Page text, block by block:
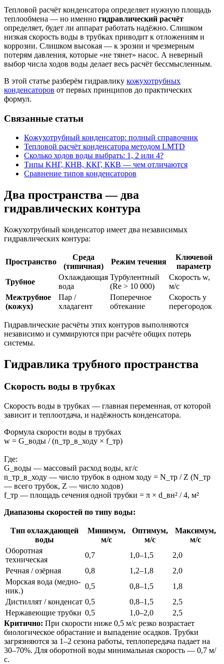
Тепловой расчёт конденсатора определяет нужную площадь
теплообмена — но именно гидравлический расчёт
определяет, будет ли аппарат работать надёжно. Слишком
низкая скорость воды в трубках приводит к отложениям и
коррозии. Слишком высокая — к эрозии и чрезмерным
потерям давления, которые «не тянет» насос. А неверный
выбор числа ходов воды делает весь расчёт бессмысленным.
В этой статье разберём гидравлику кожухотрубных
конденсаторов от первых принципов до практических
формул.
Связанные статьи
Кожухотрубный конденсатор: полный справочник
Тепловой расчёт конденсатора методом LMTD
Сколько ходов воды выбрать: 1, 2 или 4?
Типы KНГ, КНВ, ККГ, ККВ — чем отличаются
Сравнение типов конденсаторов
Два пространства — два
гидравлических контура
Кожухотрубный конденсатор имеет два независимых
гидравлических контура:
Пространство
Среда
(типичная)
Режим течения
Ключевой
параметр
Трубное
Охлаждающая
вода
Турбулентный
(Re > 10 000)
Скорость w,
м/с
Межтрубное
(кожух)
Пар /
хладагент
Поперечное
обтекание
Скорость у
перегородок
Гидравлические расчёты этих контуров выполняются
независимо и суммируются при расчёте общих потерь
системы.
Гидравлика трубного пространства
Скорость воды в трубках
Скорость воды в трубках — главная переменная, от которой
зависит и теплоотдача, и надёжность конденсатора.
Формула скорости воды в трубках
w = G_воды / (n_тр_в_ходу × f_тр)
Где:
G_воды — массовый расход воды, кг/с
n_тр_в_ходу — число трубок в одном ходу = N_тр / Z (N_тр
— всего трубок, Z — число ходов)
f_тр — площадь сечения одной трубки = π × d_вн² / 4, м²
Диапазоны скоростей по типу воды:
Тип охлаждающей
воды
Минимум,
м/с
Оптимум,
м/с
Максимум,
м/с
Оборотная
техническая
0,7 1,0–1,5
2,0
Речная / озёрная
0,8 1,2–1,8
2,0
Морская вода (медно-
ник.)
0,5 0,8–1,5
1,8
Дистиллят / конденсат 0,5 0,8–1,5
2,5
Нержавеющие трубки 0,5 1,0–2,0
2,5
Критично: При скорости ниже 0,5 м/с резко возрастает
биологическое обрастание и выпадение осадков. Трубки
загрязняются за 1–2 сезона работы, теплопередача падает на
30–70%. Для оборотной воды минимальная скорость — 0,7 м/
с.